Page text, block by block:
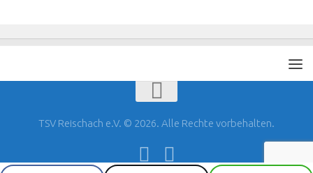
TSV Reischach e.V. © 2026. Alle Rechte vorbehalten.